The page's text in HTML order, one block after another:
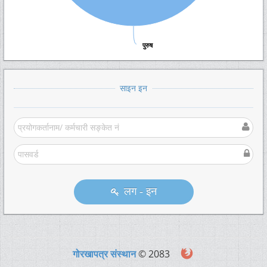
पुरुष
पुरुष
साइन इन
लग - इन
गोरखापत्र संस्थान© 2083